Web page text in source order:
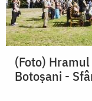
(Foto)
Botoșani -